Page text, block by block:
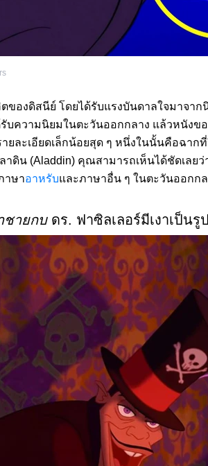
ตของดิสนีย์ โดยได้รับแรงบันดาลใจมาจา
รับความนิยมในตะวันออกกลาง แล้วหนังข
ละเอียดเล็กน้อยสุด ๆ หนึ่งในนั้นคือฉาก
ดิน (Aladdin) คุณสามารถเห็นได้ชัดเลยว่
าษาอาหรับและภาษาอื่น ๆ ในตะวันออกกล
ชายกบดร. ฟาซิลเลอร์มีเงาเป็นรู